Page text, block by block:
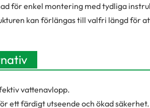
för enkel montering med tydliga
kan förlängas till valfri längd för
vattenavlopp.
ett färdigt utseende och ökad säkerhet.